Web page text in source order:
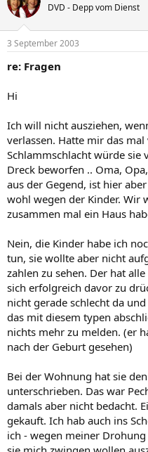
DVD - Depp vom Dienst
3 September 2003
re: Fragen
Hi
Ich will nicht ausziehen,
verlassen. Hatte mir das
Schlammschlacht würde sie
Dreck beworfen .. Oma,
aus der Gegend, ist hier
wohl wegen der Kinder. Wir
zusammen mal ein Haus
Nein, die Kinder habe ich
tun, sie wollte aber nicht
zahlen zu sehen. Der hat
sich erfolgreich davor zu
nicht gerade schlecht da
das mit diesem typen
nichts mehr zu melden. (er
nach der Geburt gesehen)
Bei der Wohnung hat sie
unterschrieben. Das war
damals aber nicht bedacht.
gekauft. Ich hab auch ins
ich - wegen meiner